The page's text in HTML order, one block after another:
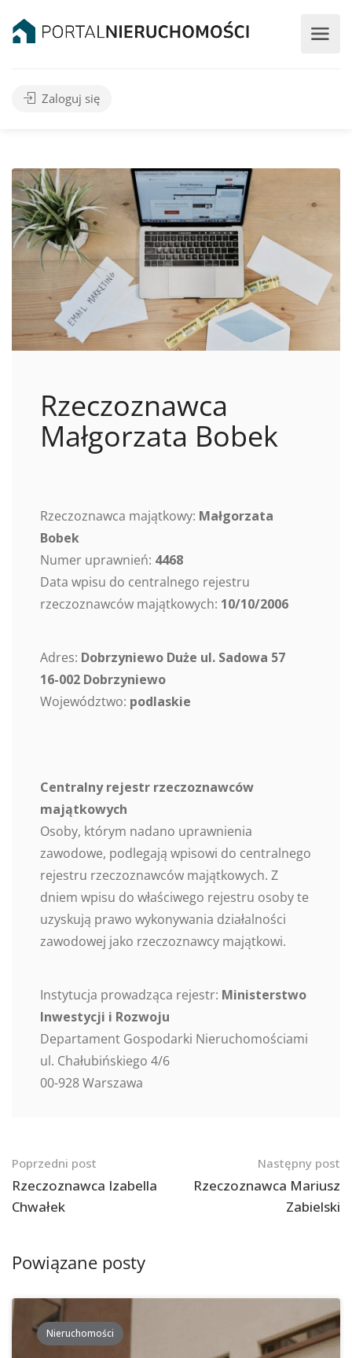
Zaloguj się
Rzeczoznawca
Małgorzata Bobek
Rzeczoznawca majątkowy: Małgorzata
Bobek
Numer uprawnień: 4468
Data wpisu do centralnego rejestru
rzeczoznawców majątkowych: 10/10/2006
Adres: Dobrzyniewo Duże ul. Sadowa 57
16-002 Dobrzyniewo
Województwo: podlaskie
Centralny rejestr rzeczoznawców
majątkowych
Osoby, którym nadano uprawnienia
zawodowe, podlegają wpisowi do centralnego
rejestru rzeczoznawców majątkowych. Z
dniem wpisu do właściwego rejestru osoby te
uzyskują prawo wykonywania działalności
zawodowej jako rzeczoznawcy majątkowi.
Instytucja prowadząca rejestr: Ministerstwo
Inwestycji i Rozwoju
Departament Gospodarki Nieruchomościami
ul. Chałubińskiego 4/6
00-928 Warszawa
Nawigacja
po
postach
Poprzedni post
Rzeczoznawca Izabella
Chwałek
Następny post
Rzeczoznawca Mariusz
Zabielski
Powiązane posty
Nieruchomości